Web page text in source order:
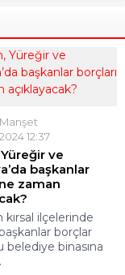
Manşet
12:37
ve
başkanlar
zaman
kırsal ilçelerinde
borçlar
belediye binasına